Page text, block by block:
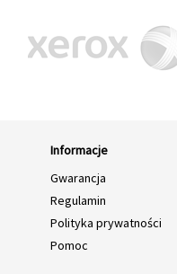
Informacje
Gwarancja
Regulamin
Polityka prywatności
Pomoc